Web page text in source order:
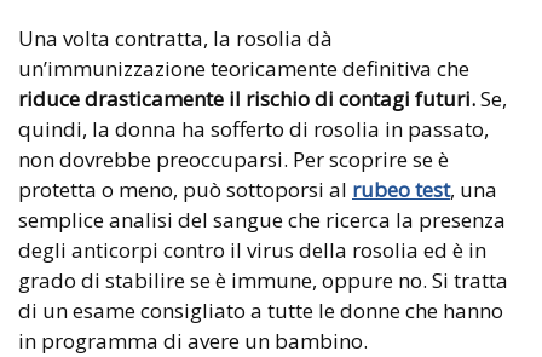
Una volta contratta, la rosolia dà
un’immunizzazione teoricamente definitiva che
riduce drasticamente il rischio di contagi futuri.Se,
quindi, la donna ha sofferto di rosolia in passato,
non dovrebbe preoccuparsi. Per scoprire se è
protetta o meno, può sottoporsi al rubeo test, una
semplice analisi del sangue che ricerca la presenza
degli anticorpi contro il virus della rosolia ed è in
grado di stabilire se è immune, oppure no. Si tratta
di un esame consigliato a tutte le donne che hanno
in programma di avere un bambino.